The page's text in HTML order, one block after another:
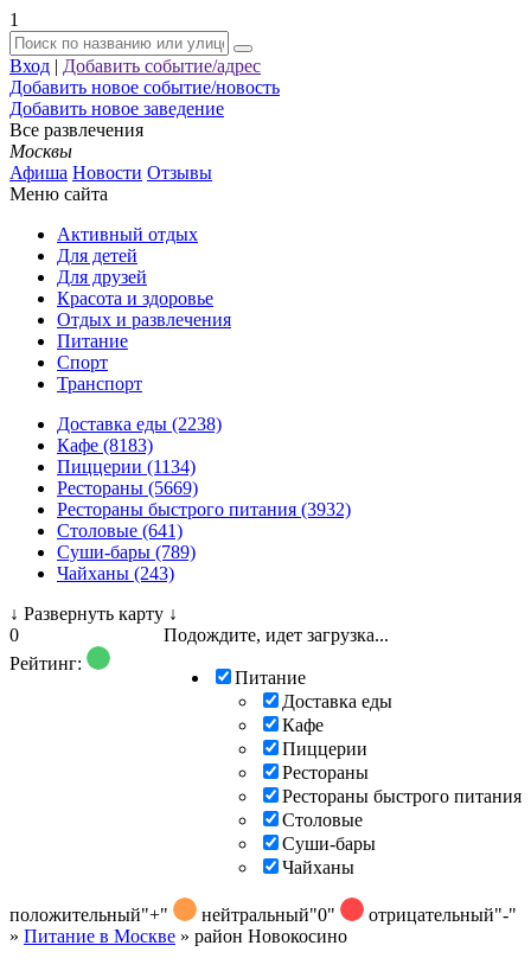
1
Вход | Добавить событие/адрес
Добавить новое событие/новость
Добавить новое заведение
Все развлечения
Москвы
Афиша Новости Отзывы
Меню сайта
Активный отдых
Для детей
Для друзей
Красота и здоровье
Отдых и развлечения
Питание
Спорт
Транспорт
Доставка еды (2238)
Кафе (8183)
Пиццерии (1134)
Рестораны (5669)
Рестораны быстрого питания (3932)
Столовые (641)
Суши-бары (789)
Чайханы (243)
↓ Развернуть карту ↓
Подождите, идет загрузка...
Питание
Доставка еды
Кафе
Пиццерии
Рестораны
Рестораны быстрого питания
Столовые
Суши-бары
Чайханы
0
Рейтинг:
положительный"+" нейтральный"0" отрицательный"-"
» Питание в Москве » район Новокосино